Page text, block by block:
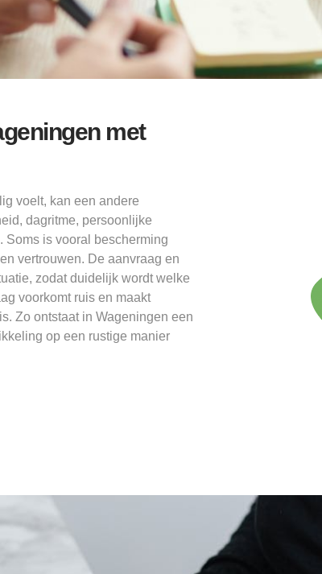
met
voelt, kan een andere
dagritme, persoonlijke
Soms is vooral bescherming
vertrouwen. De aanvraag en
zodat duidelijk wordt welke
voorkomt ruis en maakt
Zo ontstaat in Wageningen een
op een rustige manier